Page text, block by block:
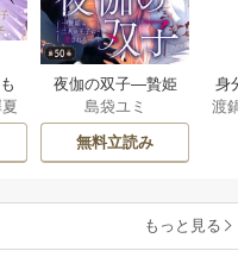
夜伽の双子―贄姫
は二人の王子に愛
される―【マイク
ロ】
島袋ユミ
無料立読み
身
恋
渡
もっと見る